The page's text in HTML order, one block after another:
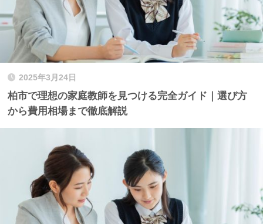
2025年3月24日
柏市で理想の家庭教師を見つける完全ガイド｜選び方
から費用相場まで徹底解説